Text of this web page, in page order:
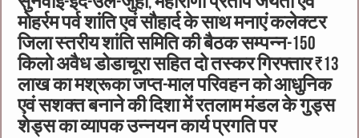
मोहर्रम पर्व शांति एवं सौहार्द के साथ मनाएं कलेक्टर
जिला स्तरीय शांति समिति की बैठक सम्पन्न-150
किलो अवैध डोडाचूरा सहित दो तस्कर गिरफ्तार ₹13
लाख का मश्रूका जप्त-माल परिवहन को आधुनिक
एवं सशक्त बनाने की दिशा में रतलाम मंडल के गुड्स
शेड्स का व्यापक उन्नयन कार्य प्रगति पर